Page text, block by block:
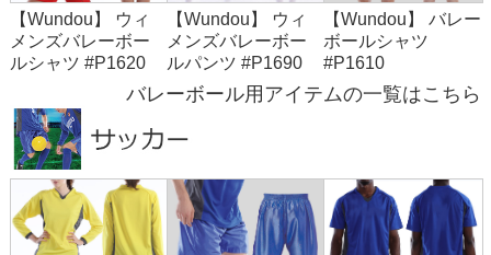
【Wundou】 ウィ
メンズバレーボー
ルシャツ #P1620
【Wundou】 ウィ
メンズバレーボー
ルパンツ #P1690
【Wundou】 バレー
ボールシャツ
#P1610
バレーボール用アイテムの一覧はこちら